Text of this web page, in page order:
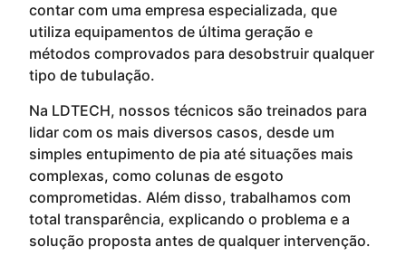
contar com uma empresa especializada, que
utiliza equipamentos de última geração e
métodos comprovados para desobstruir qualquer
tipo de tubulação.
Na LDTECH, nossos técnicos são treinados para
lidar com os mais diversos casos, desde um
simples entupimento de pia até situações mais
complexas, como colunas de esgoto
comprometidas. Além disso, trabalhamos com
total transparência, explicando o problema e a
solução proposta antes de qualquer intervenção.